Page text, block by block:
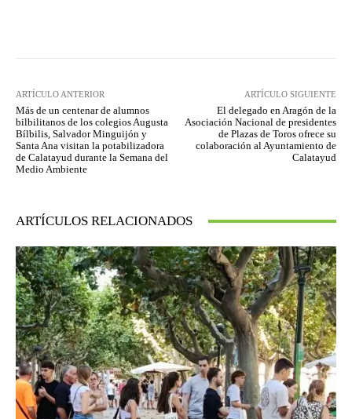
ARTÍCULO ANTERIOR
Más de un centenar de alumnos
bilbilitanos de los colegios Augusta
Bílbilis, Salvador Minguijón y
Santa Ana visitan la potabilizadora
de Calatayud durante la Semana del
Medio Ambiente
ARTÍCULO SIGUIENTE
El delegado en Aragón de la
Asociación Nacional de presidentes
de Plazas de Toros ofrece su
colaboración al Ayuntamiento de
Calatayud
ARTÍCULOS RELACIONADOS